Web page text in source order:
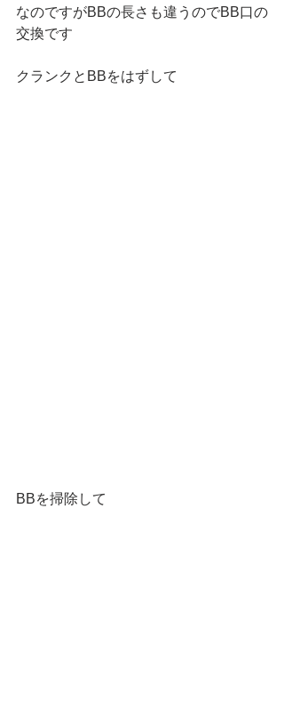
なのですがBBの長さも違うのでBB口の
交換です
クランクとBBをはずして
BBを掃除して